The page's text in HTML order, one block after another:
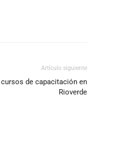
Artículo siguiente
de capacitación en
Rioverde